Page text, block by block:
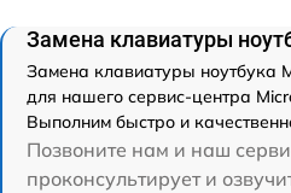
Замена клавиатуры
Замена клавиатуры ноутбука
для нашего сервис-центра
Выполним быстро и
Позвоните нам и наш
проконсультирует и